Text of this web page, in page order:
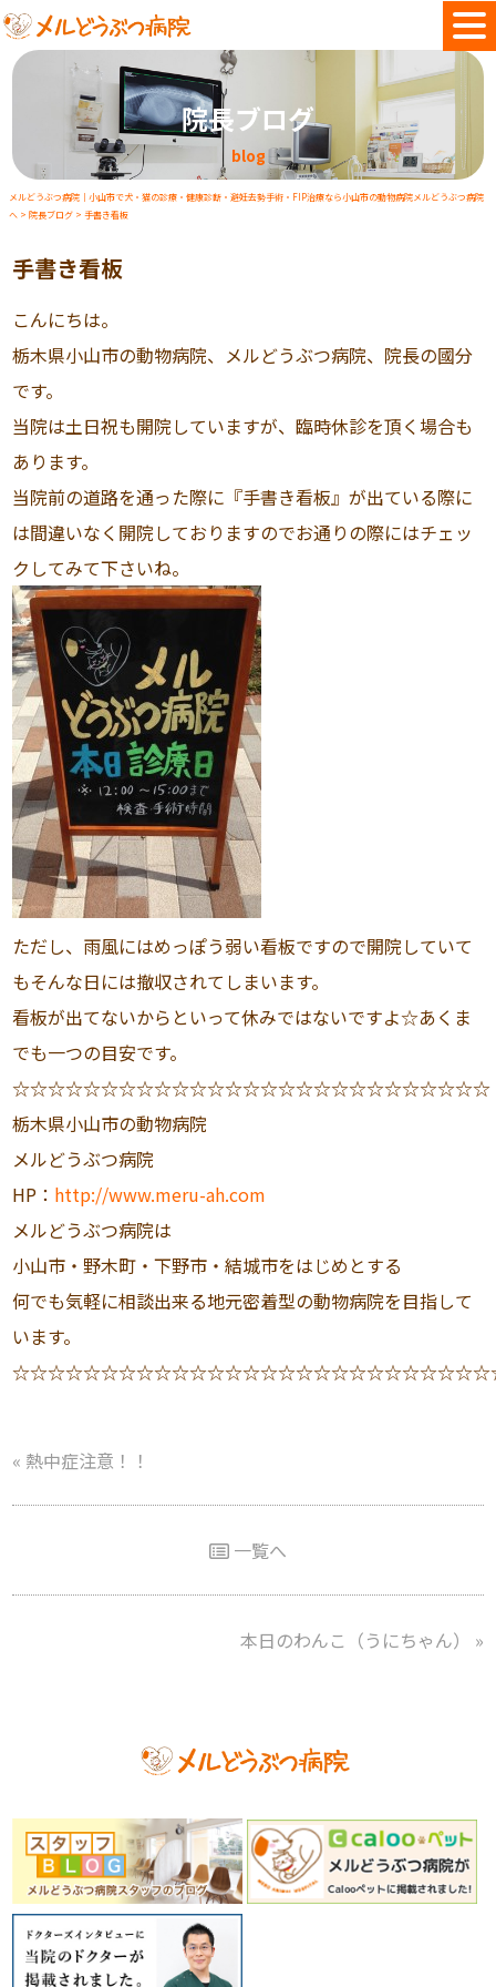
院長ブログ
blog
メルどうぶつ病院｜小山市で犬・猫の診療・健康診断・避妊去勢手術・FIP治療なら小山市の動物病院メルどうぶつ病院
へ > 院長ブログ > 手書き看板
手書き看板
こんにちは。
栃木県小山市の動物病院、メルどうぶつ病院、院長の國分
です。
当院は土日祝も開院していますが、臨時休診を頂く場合も
あります。
当院前の道路を通った際に『手書き看板』が出ている際に
は間違いなく開院しておりますのでお通りの際にはチェッ
クしてみて下さいね。
ただし、雨風にはめっぽう弱い看板ですので開院していて
もそんな日には撤収されてしまいます。
看板が出てないからといって休みではないですよ☆あくま
でも一つの目安です。
☆☆☆☆☆☆☆☆☆☆☆☆☆☆☆☆☆☆☆☆☆☆☆☆☆☆☆
栃木県小山市の動物病院
メルどうぶつ病院
HP： http://www.meru-ah.com
メルどうぶつ病院は
小山市・野木町・下野市・結城市をはじめとする
何でも気軽に相談出来る地元密着型の動物病院を目指して
います。
« 熱中症注意！！
一覧へ
本日のわんこ（うにちゃん） »